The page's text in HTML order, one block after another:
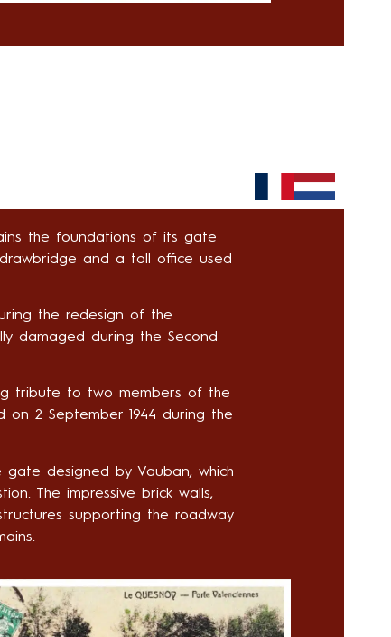
the foundations of its gate
and a toll office used
the redesign of the
damaged during the Second
tribute to two members of the
on 2 September 1944 during the
designed by Vauban, which
The impressive brick walls,
supporting the roadway